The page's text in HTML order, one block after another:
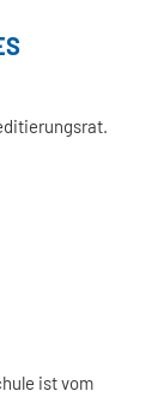
ist vom